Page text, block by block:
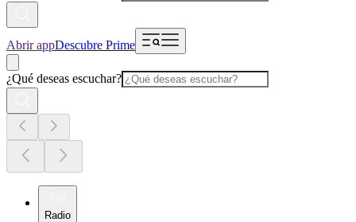
Abrir appDescubre Prime
¿Qué deseas escuchar?
Radio